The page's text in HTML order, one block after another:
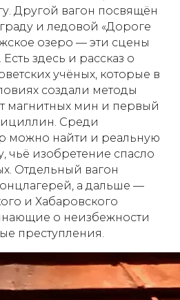
Другой вагон посвящён
и ледовой «Дороге
озеро — эти сцены
здесь и рассказ о
учёных, которые в
создали методы
магнитных мин и первый
Среди
можно найти и реальную
чьё изобретение спасло
Отдельный вагон
а дальше —
и Хабаровского
о неизбежности
преступления.